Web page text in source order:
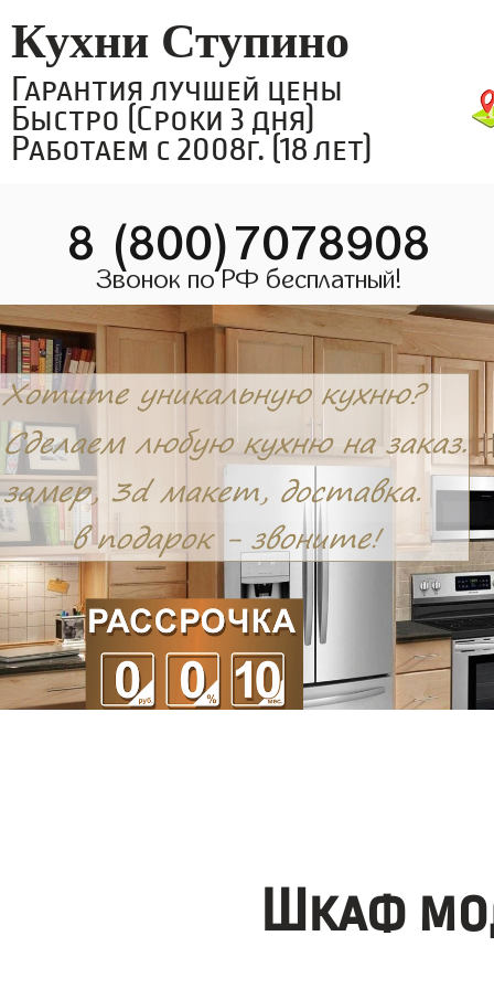
Кухни Ступино
Гарантия лучшей цены
Быстро (Сроки 3 дня)
Работаем с 2008г. (18 лет)
8 (800)7078908
Звонок по РФ бесплатный!
Шкаф